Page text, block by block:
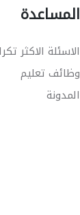
المساعدة
الاسئلة الاكثر
وظائف تعليم
المدونة